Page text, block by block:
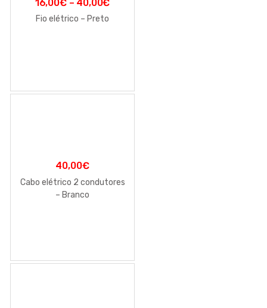
16,00€– 40,00€
Fio elétrico – Preto
40,00€
Cabo elétrico 2 condutores
– Branco